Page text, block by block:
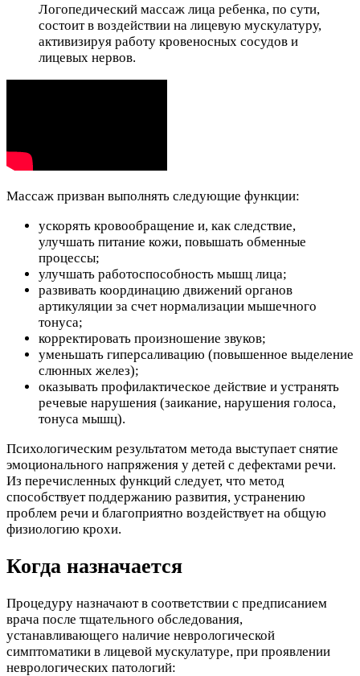
Логопедический массаж лица ребенка, по сути,
состоит в воздействии на лицевую мускулатуру,
активизируя работу кровеносных сосудов и
лицевых нервов.
Массаж призван выполнять следующие функции:
ускорять кровообращение и, как следствие,
улучшать питание кожи, повышать обменные
процессы;
улучшать работоспособность мышц лица;
развивать координацию движений органов
артикуляции за счет нормализации мышечного
тонуса;
корректировать произношение звуков;
уменьшать гиперсаливацию (повышенное выделение
слюнных желез);
оказывать профилактическое действие и устранять
речевые нарушения (заикание, нарушения голоса,
тонуса мышц).
Психологическим результатом метода выступает снятие
эмоционального напряжения у детей с дефектами речи.
Из перечисленных функций следует, что метод
способствует поддержанию развития, устранению
проблем речи и благоприятно воздействует на общую
физиологию крохи.
Когда назначается
Процедуру назначают в соответствии с предписанием
врача после тщательного обследования,
устанавливающего наличие неврологической
симптоматики в лицевой мускулатуре, при проявлении
неврологических патологий: